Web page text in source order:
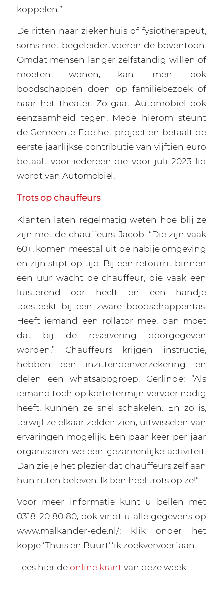
koppelen.”
De ritten naar ziekenhuis of fysiotherapeut,
soms met begeleider, voeren de boventoon.
Omdat mensen langer zelfstandig willen of
moeten wonen, kan men ook
boodschappen doen, op familiebezoek of
naar het theater. Zo gaat Automobiel ook
eenzaamheid tegen. Mede hierom steunt
de Gemeente Ede het project en betaalt de
eerste jaarlijkse contributie van vijftien euro
betaalt voor iedereen die voor juli 2023 lid
wordt van Automobiel.
Trots op chauffeurs
Klanten laten regelmatig weten hoe blij ze
zijn met de chauffeurs. Jacob: “Die zijn vaak
60+, komen meestal uit de nabije omgeving
en zijn stipt op tijd. Bij een retourrit binnen
een uur wacht de chauffeur, die vaak een
luisterend oor heeft en een handje
toesteekt bij een zware boodschappentas.
Heeft iemand een rollator mee, dan moet
dat bij de reservering doorgegeven
worden.” Chauffeurs krijgen instructie,
hebben een inzittendenverzekering en
delen een whatsappgroep. Gerlinde: “Als
iemand toch op korte termijn vervoer nodig
heeft, kunnen ze snel schakelen. En zo is,
terwijl ze elkaar zelden zien, uitwisselen van
ervaringen mogelijk. Een paar keer per jaar
organiseren we een gezamenlijke activiteit.
Dan zie je het plezier dat chauffeurs zelf aan
hun ritten beleven. Ik ben heel trots op ze!”
Voor meer informatie kunt u bellen met
0318-20 80 80; ook vindt u alle gegevens op
www.malkander-ede.nl/; klik onder het
kopje ‘Thuis en Buurt’ ‘ik zoekvervoer’ aan.
Lees hier deonline krant van deze week.